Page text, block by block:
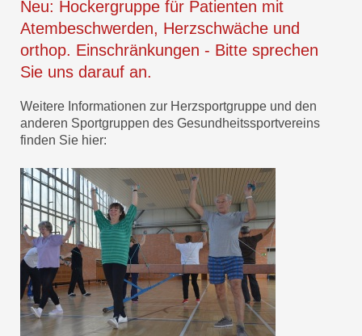
Neu: Hockergruppe für Patienten mit
Atembeschwerden, Herzschwäche und
orthop. Einschränkungen - Bitte sprechen
Sie uns darauf an.
Weitere Informationen zur Herzsportgruppe und den
anderen Sportgruppen des Gesundheitssportvereins
finden Sie hier: